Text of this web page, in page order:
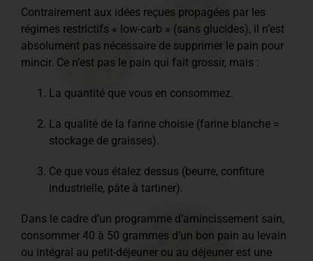
Contrairement aux idées reçues propagées par les
régimes restrictifs « low-carb » (sans glucides), il n’est
absolument pas nécessaire de supprimer le pain pour
mincir. Ce n’est pas le pain qui fait grossir, mais :
La quantité que vous en consommez.
La qualité de la farine choisie (farine blanche =
stockage de graisses).
Ce que vous étalez dessus (beurre, confiture
industrielle, pâte à tartiner).
Dans le cadre d’un programme d’amincissement sain,
consommer 40 à 50 grammes d’un bon pain au levain
ou intégral au petit-déjeuner ou au déjeuner est une